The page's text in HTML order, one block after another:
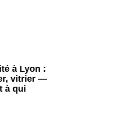
à Lyon :
vitrier —
à qui